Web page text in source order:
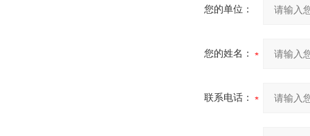
您的单位：
您的姓名：
联系电话：